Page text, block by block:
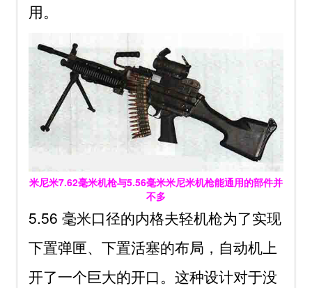
用。
米尼米7.62毫米机枪与5.56毫米米尼米机枪能通用的部件并
不多
5.56 毫米口径的内格夫轻机枪为了实现
下置弹匣、下置活塞的布局，自动机上
开了一个巨大的开口。这种设计对于没